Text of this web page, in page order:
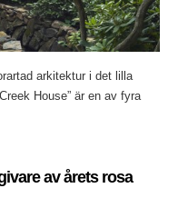
arkitektur i det lilla
House” är en av fyra
av årets rosa